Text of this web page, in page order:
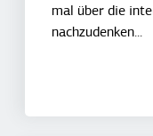
mal über die
nachzudenken...